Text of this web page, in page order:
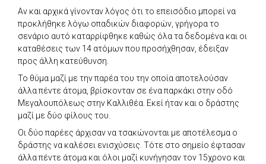
Αν και αρχικά γίνονταν λόγος ότι το επεισόδιο μπορεί να
προκλήθηκε λόγω οπαδικών διαφορών, γρήγορα το
σενάριο αυτό καταρρίφθηκε καθώς όλα τα δεδομένα και οι
καταθέσεις των 14 ατόμων που προσήχθησαν, έδειξαν
προς άλλη κατεύθυνση.
Το θύμα μαζί με την παρέα του την οποία αποτελούσαν
άλλα πέντε άτομα, βρίσκονταν σε ένα παρκάκι στην οδό
Μεγαλουπόλεως στην Καλλιθέα. Εκεί ήταν και ο δράστης
μαζί με δύο φίλους του.
Οι δύο παρέες άρχισαν να τσακώνονται με αποτέλεσμα ο
δράστης να καλέσει ενισχύσεις. Τότε στο σημείο έφτασαν
άλλα πέντε άτομα και όλοι μαζί κυνήγησαν τον 15χρονο και